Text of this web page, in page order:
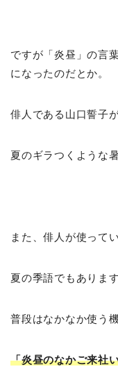
ですが「炎昼」の言
になったのだとか。
俳人である山口誓子
夏のギラつくような
また、俳人が使って
夏の季語でもあります
普段はなかなか使う
「炎昼のなかご来社